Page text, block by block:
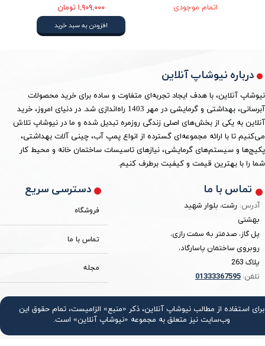
۱,۹۰۹,۰۰۰ تومان
افزودن به سبد خرید
اتمام موجودی
برای استفاده از مطالب نیوشاپ آنلاین، ذکر «منبع» الزامیست، تمام حقوق اين
وب‌سايت نیز متعلق به مجموعه «نیوشاپ آنلاین» است.
درباره نیوشاپ آنلاین
نیوشاپ آنلاین، با هدف ایجاد تجربه‌ای متفاوت و ساده برای خرید محصولات
آبرسانی، بهداشتی و گرمایشی در مهر 1403 راه‌اندازی شد. در دنیای امروز، خرید
آنلاین به یکی از بخش‌های اصلی زندگی روزمره تبدیل شده و ما در نیوشاپ تلاش
می‌کنیم تا با ارائه مجموعه‌ای گسترده از انواع پمپ آب، چینی آلات بهداشتی،
پکیج‌ها و سیستم‌های گرمایشی، نیازهای تاسیسات ساختمان خانه و محیط کار
شما را با بهترین قیمت و کیفیت برطرف کنیم.
دسترسی سریع
فروشگاه
تماس با ما
مجله
تماس با ما
آدرس: رشت، بلوار شهید
بهشتی
پل گاز، صدمتر به سمت رازی،
روبروی ساختمان پاسارگاد،
پلاک 263
تلفن:
01333367595